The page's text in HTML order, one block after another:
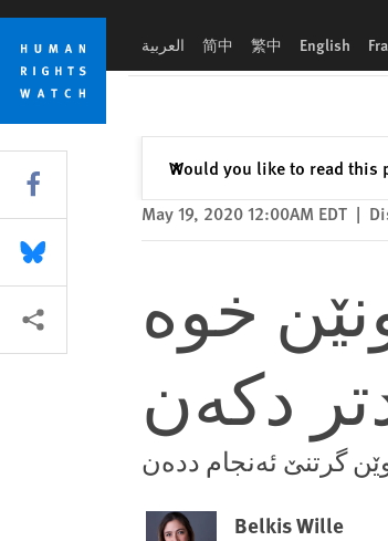
Skip
cookie
privacy
notice
Skip
main
content
العربية 简中 繁中 English
Would you like to read this
✕Close
May 19, 2020 12:00AM EDT |
خوه‌
دکه‌ن
Belkis Wille
Share this via Facebook
Share this via Bluesky
More sharing options